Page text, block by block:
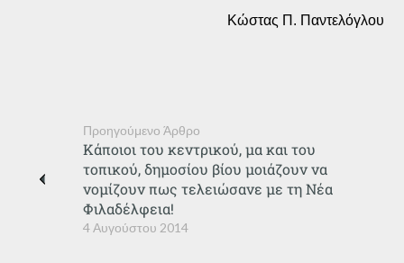
Κώστας Π. Παντελόγλου
Προηγούμενο Άρθρο
4 Αυγούστου 2014
Κάποιοι του κεντρικού, μα και του
τοπικού, δημοσίου βίου μοιάζουν να
νομίζουν πως τελειώσανε με τη Νέα
Φιλαδέλφεια!